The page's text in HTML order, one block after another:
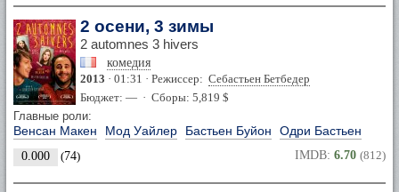
2 осени, 3 зимы
2 automnes 3 hivers
комедия
2013 · 01:31 · Режиссер: Себастьен Бетбедер
Бюджет: — · Сборы: 5,819 $
Главные роли:
Венсан Макен Мод Уайлер Бастьен Буйон Одри Бастьен
0.000 (74) IMDB: 6.70 (812)